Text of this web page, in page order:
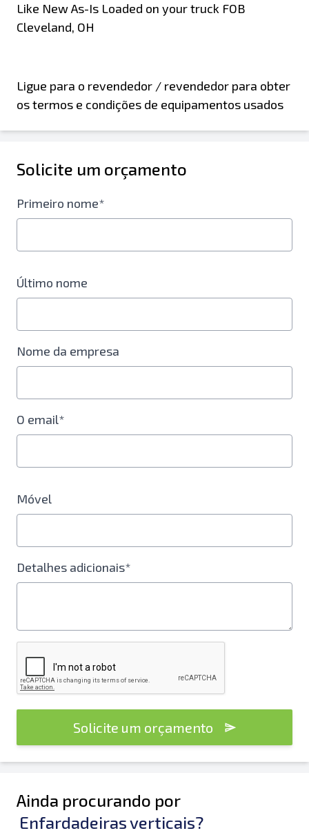
Like New As-Is Loaded on your truck FOB
Cleveland, OH
Ligue para o revendedor / revendedor para obter
os termos e condições de equipamentos usados
Solicite um orçamento
Primeiro nome*
Último nome
Nome da empresa
O email*
Móvel
Detalhes adicionais*
Solicite um orçamento
Ainda procurando por
Enfardadeiras verticais?